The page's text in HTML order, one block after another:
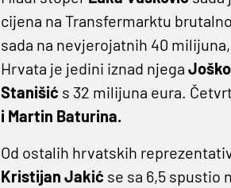
cijena na Transfermarktu
sada na nevjerojatnih 40
Hrvata je jedini iznad njega
Stanišić s 32 milijuna eura.
i Martin Baturina.
Od ostalih hrvatskih
Kristijan Jakić se sa 6,5 spustio